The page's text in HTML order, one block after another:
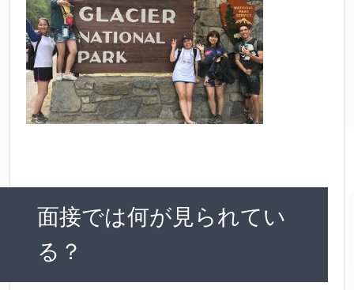
面接では何が見られてい
る？